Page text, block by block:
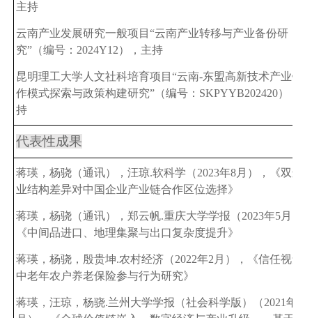
主持
云南产业发展研究一般项目“云南产业转移与产业备份研
究”（编号：2024Y12），主持
昆明理工大学人文社科培育项目“云南-东盟高新技术产业链
作模式探索与政策构建研究”（编号：SKPYYB202420），主
持
代表性成果
蒋瑛，杨骁（通讯），汪琼.软科学（2023年8月），《双边
业结构差异对中国企业产业链合作区位选择》
蒋瑛，杨骁（通讯），郑云帆.重庆大学学报（2023年5月）
《中间品进口、地理集聚与出口复杂度提升》
蒋瑛，杨骁，殷贵坤.农村经济（2022年2月），《信任视角
中老年农户养老保险参与行为研究》
蒋瑛，汪琼，杨骁.兰州大学学报（社会科学版）（2021年12